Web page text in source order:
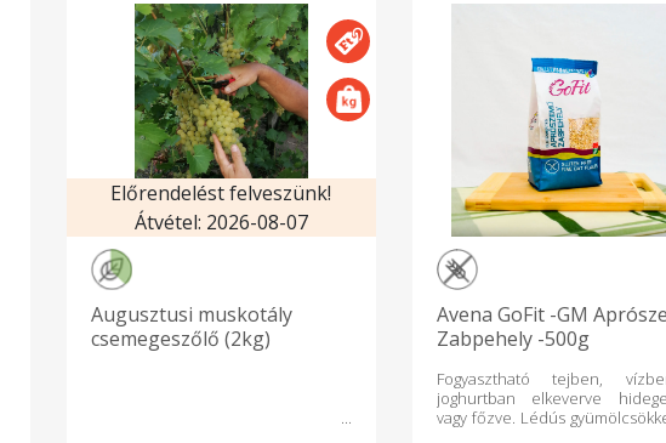
Előrendelést felveszünk!
Átvétel: 2026-08-07
Augusztusi muskotály
csemegeszőlő (2kg)
Avena GoFit -GM
Zabpehely -500g
Fogyasztható tejben,
joghurtban elkeverve
vagy főzve. Lédús